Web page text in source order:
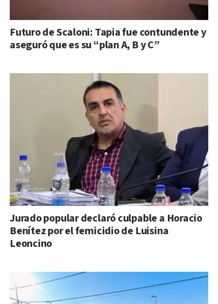
Futuro de Scaloni: Tapia fue contundente y
aseguró que es su “plan A, B y C”
Jurado popular declaró culpable a Horacio
Benítez por el femicidio de Luisina
Leoncino